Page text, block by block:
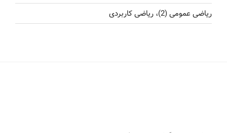
ریاضی عمومی (2)، ریاضی کاربردی